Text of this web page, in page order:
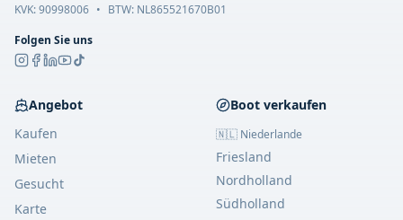
KVK:90998006 • BTW: NL865521670B01
Folgen Sie uns
Angebot
Kaufen
Mieten
Gesucht
Karte
Boot verkaufen
🇳🇱 Niederlande
Friesland
Nordholland
Südholland